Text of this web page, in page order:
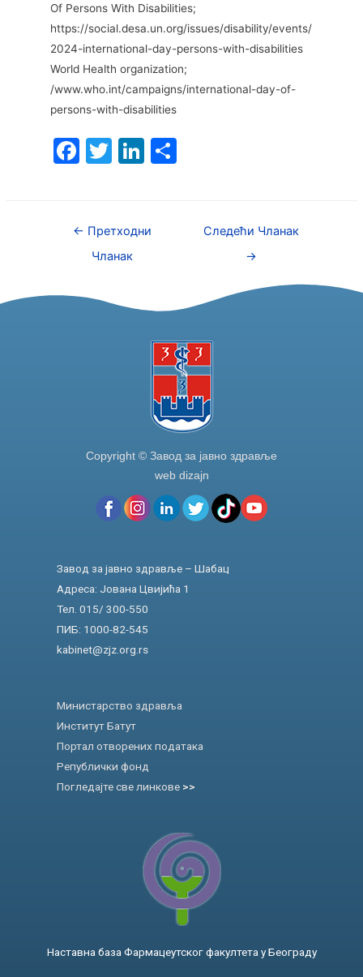
Of Persons With Disabilities;
https://social.desa.un.org/issues/disability/events/
2024-international-day-persons-with-disabilities
World Health organization;
/www.who.int/campaigns/international-day-of-
persons-with-disabilities
F
e
b
o
T
er
Li
e
S
← Претходни
Чланак
Следећи Чланак
→
Copyright © Завод за јавно здравље
web dizajn
Завод за јавно здравље – Шабац
Адреса: Јована Цвијића 1
Тел. 015/ 300-550
ПИБ: 1000-82-545
kabinet@zjz.org.rs
Министарство здравља
Институт Батут
Портал отворених података
Републички фонд
Погледајте све линкове >>
Наставна база Фармацеутског факултета у Београду